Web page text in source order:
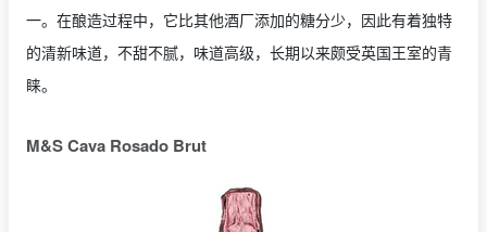
一。在酿造过程中，它比其他酒厂添加的糖分少，因此有着独特
的清新味道，不甜不腻，味道高级，长期以来颇受英国王室的青
睐。
M&S Cava Rosado Brut